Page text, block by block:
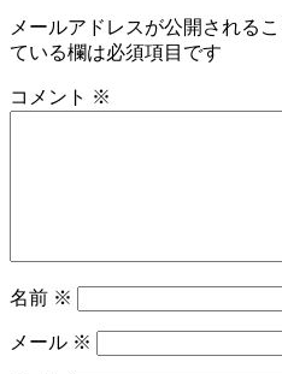
メールアドレスが公開されるこ
ている欄は必須項目です
コメント ※
名前 ※
メール ※